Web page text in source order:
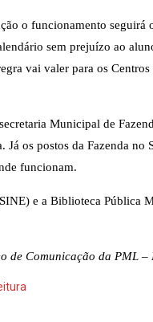
o funcionamento seguirá
sem prejuízo ao
vai valer para os
Municipal de
Já os postos da Fazenda
funcionam.
e a Biblioteca Pública
de Comunicação da PML